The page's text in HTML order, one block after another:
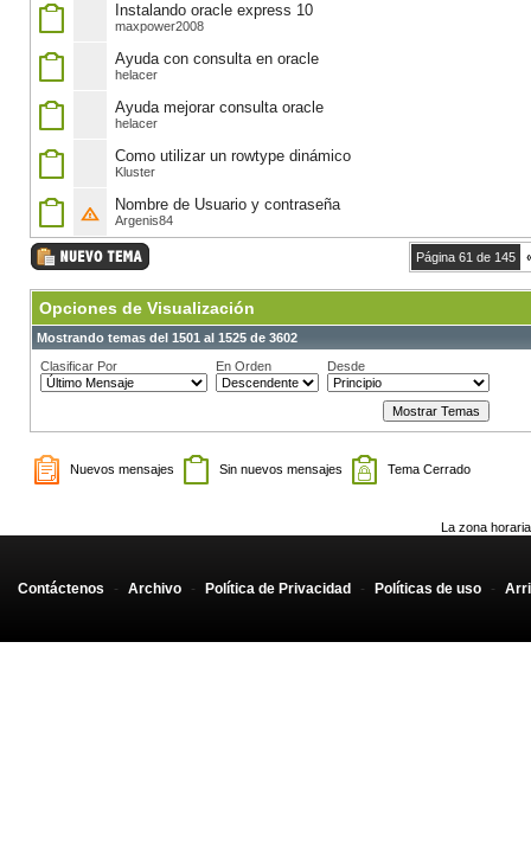
Instalando oracle express 10
maxpower2008
Ayuda con consulta en oracle
helacer
Ayuda mejorar consulta oracle
helacer
Como utilizar un rowtype dinámico
Kluster
Nombre de Usuario y contraseña
Argenis84
Página 61 de 145
Opciones de Visualización
Mostrando temas del 1501 al 1525 de 3602
Clasificar Por
En Orden Desde
Nuevos mensajes Sin nuevos mensajes Tema Cerrado
La zona
Contáctenos - Archivo - Política de Privacidad - Políticas de uso -